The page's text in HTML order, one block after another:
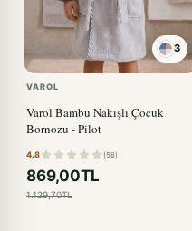
3
VAROL
Varol Bambu Nakışlı Çocuk
Bornozu - Pilot
4.8 (58)
869,00TL
1.129,70TL